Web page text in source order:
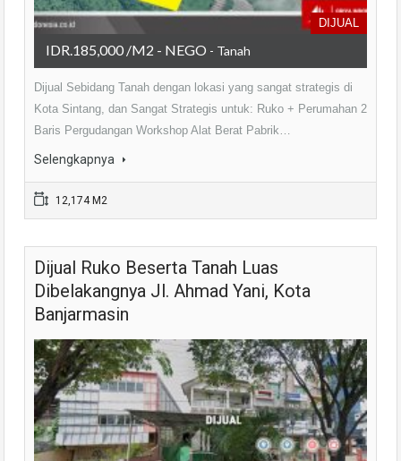
DIJUAL
IDR.185,000 /M2 - NEGO - Tanah
Dijual Sebidang Tanah dengan lokasi yang sangat strategis di
Kota Sintang, dan Sangat Strategis untuk: Ruko + Perumahan 2
Baris Pergudangan Workshop Alat Berat Pabrik…
Selengkapnya
12,174 M2
Dijual Ruko Beserta Tanah Luas
Dibelakangnya Jl. Ahmad Yani, Kota
Banjarmasin